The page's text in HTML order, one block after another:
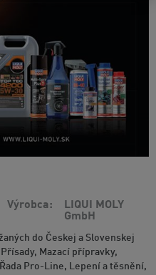
Výrobca
LIQUI MOLY
GmbH
do Českej a Slovenskej
Mazací přípravky,
Pro-Line, Lepení a těsnění,